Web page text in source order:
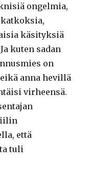
ongelmia,
käsityksiä
kuten sadan
on
anna hevillä
virheensä.
että
tuli